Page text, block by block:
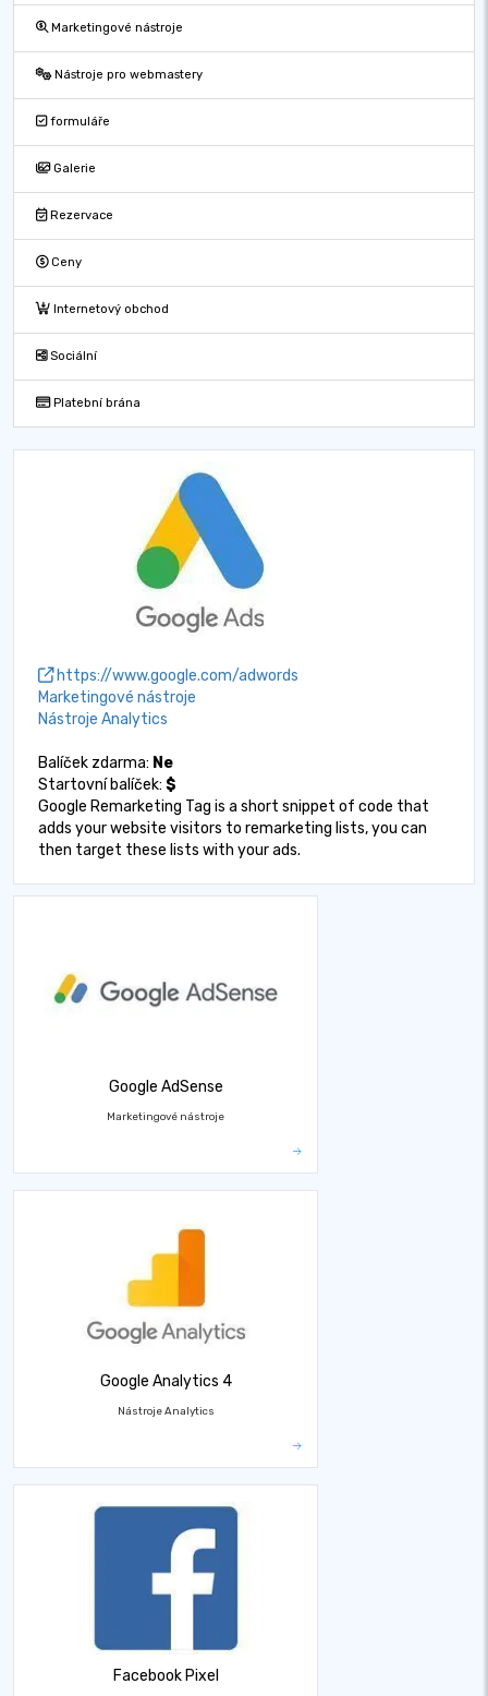
Marketingové nástroje
Nástroje pro webmastery
formuláře
Galerie
Rezervace
Ceny
Internetový obchod
Sociální
Platební brána
https://www.google.com/adwords
Marketingové nástroje
Nástroje Analytics
Balíček zdarma: Ne
Startovní balíček: $
Google Remarketing Tag is a short snippet of code that
adds your website visitors to remarketing lists, you can
then target these lists with your ads.
Google AdSense
Marketingové nástroje
Google Analytics 4
Nástroje Analytics
Facebook Pixel